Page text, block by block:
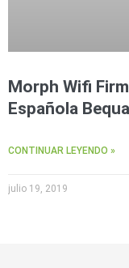
Morph Wifi
Española
CONTINUAR LEYENDO »
julio 19, 2019